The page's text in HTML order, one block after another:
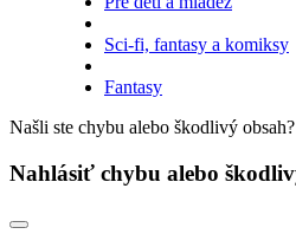
Sci-fi, fantasy a komiksy
Fantasy
Našli ste chybu alebo škodlivý obsah?
Nahlásiť chybu alebo